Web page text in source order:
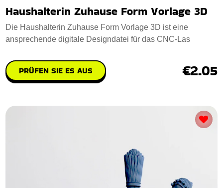
Haushalterin Zuhause Form Vorlage 3D
Die Haushalterin Zuhause Form Vorlage 3D ist eine
ansprechende digitale Designdatei für das CNC-Las
PRÜFEN SIE ES AUS €2.05